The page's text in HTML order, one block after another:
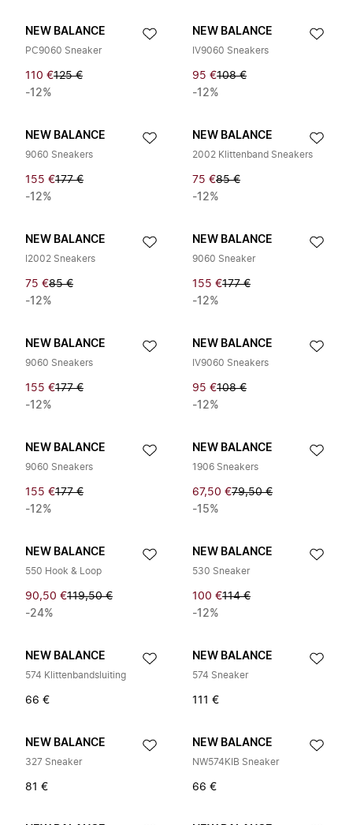
NEW BALANCE
PC9060 Sneaker
110 €125 €
-12%
NEW BALANCE
IV9060 Sneakers
95 €108 €
-12%
NEW BALANCE
9060 Sneakers
155 €177 €
-12%
NEW BALANCE
2002 Klittenband Sneakers
75 €85 €
-12%
NEW BALANCE
I2002 Sneakers
75 €85 €
-12%
NEW BALANCE
9060 Sneaker
155 €177 €
-12%
NEW BALANCE
9060 Sneakers
155 €177 €
-12%
NEW BALANCE
IV9060 Sneakers
95 €108 €
-12%
NEW BALANCE
9060 Sneakers
155 €177 €
-12%
NEW BALANCE
1906 Sneakers
67,50 €79,50 €
-15%
NEW BALANCE
550 Hook & Loop
90,50 €119,50 €
-24%
NEW BALANCE
530 Sneaker
100 €114 €
-12%
NEW BALANCE
574 Klittenbandsluiting
66 €
NEW BALANCE
574 Sneaker
111 €
NEW BALANCE
327 Sneaker
81 €
NEW BALANCE
NW574KIB Sneaker
66 €